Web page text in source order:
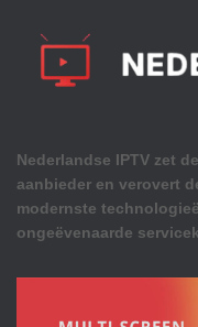
Nederlandse IPTV zet
aanbieder en verovert
modernste
ongeëvenaarde